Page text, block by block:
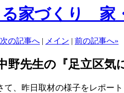
る家づくり 家
の記事へ | メイン | 前の記事へ»
野先生の『足立区気
て、昨日取材の様子をレポー